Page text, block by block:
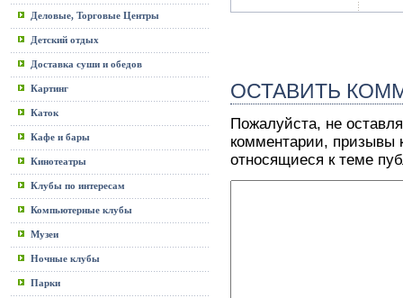
Деловые, Торговые Центры
Детский отдых
Доставка суши и обедов
Картинг
Каток
Кафе и бары
Кинотеатры
Клубы по интересам
Компьютерные клубы
Музеи
Ночные клубы
Парки
ОСТАВИТЬ
Пожалуйста, не
комментарии, призывы
относящиеся к теме